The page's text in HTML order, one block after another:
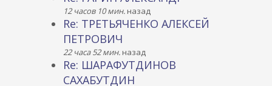
12 часов 10 мин.назад
Re: ТРЕТЬЯЧЕНКО АЛЕКСЕЙ
ПЕТРОВИЧ
22 часа 52 мин.назад
Re: ШАРАФУТДИНОВ
САХАБУТДИН